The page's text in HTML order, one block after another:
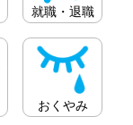
就職・退職
おくやみ